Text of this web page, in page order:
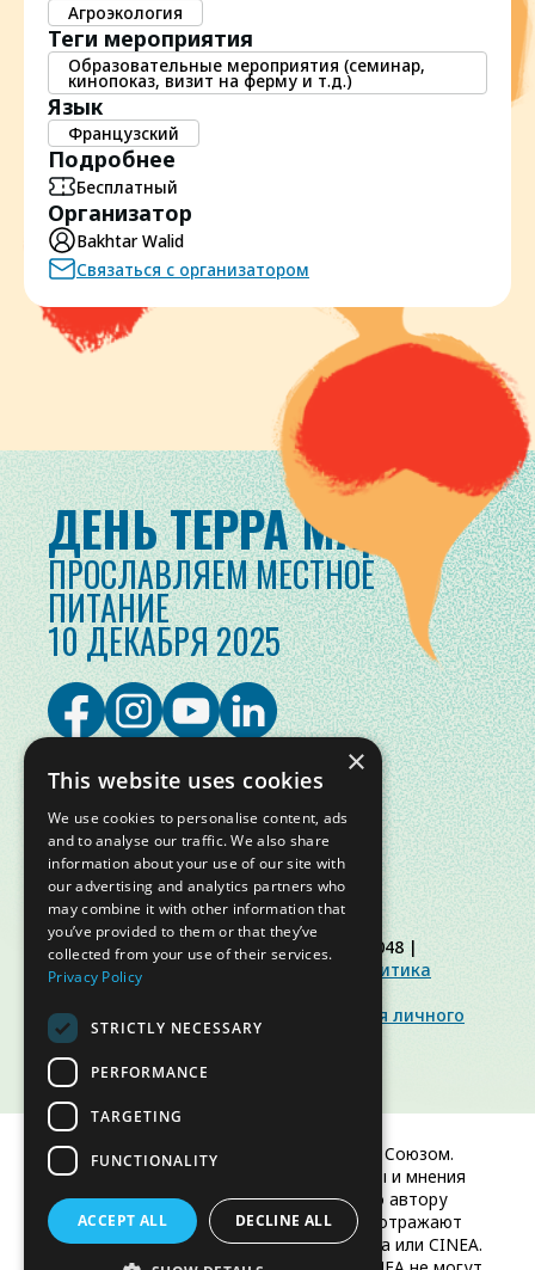
Агроэкология
Теги мероприятия
Образовательные мероприятия (семинар,
кинопоказ, визит на ферму и т.д.)
Язык
Французский
Подробнее
Бесплатный
Организатор
Bakhtar Walid
Связаться с организатором
ДЕНЬ ТЕРРА МАДРЕ
ПРОСЛАВЛЯЕМ МЕСТНОЕ
ПИТАНИЕ
10 ДЕКАБРЯ 2025
© Slow Food Foundation | C.F. 91019770048 |
Политика конфиденциальности
Политика
использования файлов cookie
Slow Food Foundation
Инструкция для личного
кабинета
Финансируется Европейским Союзом.
Однако выраженные взгляды и мнения
принадлежат исключительно автору
(авторам) и не обязательно отражают
позицию Европейского Союза или CINEA.
×
This website uses cookies
We use cookies to personalise content, ads
and to analyse our traffic. We also share
information about your use of our site with
our advertising and analytics partners who
may combine it with other information that
you’ve provided to them or that they’ve
collected from your use of their services.
Privacy Policy
STRICTLY NECESSARY
PERFORMANCE
TARGETING
FUNCTIONALITY
ACCEPT ALL DECLINE ALL